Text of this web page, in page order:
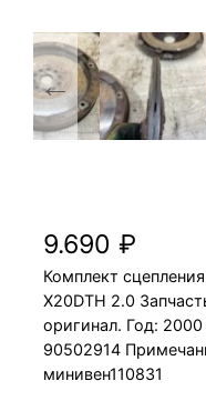
9.690₽
Комплект
X20DTH 2.0
оригинал. Год:
90502914
минивен110831